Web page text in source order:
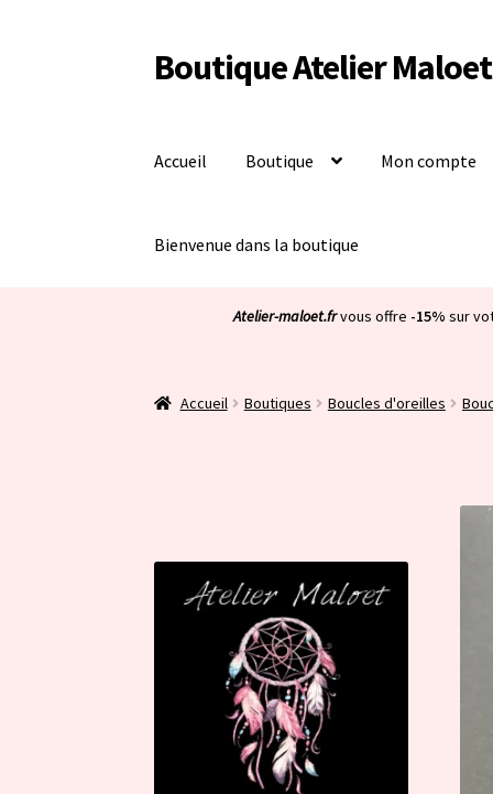
Aller
à
Aller
au
Boutique Atelier Maloet
Accueil Boutique Mon compte
Bienvenue dans la boutique
Atelier-maloet.frvous offre -15% sur
Accueil Boutiques Boucles d'oreilles